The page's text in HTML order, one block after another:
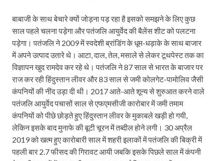
बाबाजी के साथ बेचारे क्यों जोड़ना पड़ रहा है इसको समझने के लिए कुछ
साल पहले चलना पड़ेगा और पतंजलि आयुर्वेद की बैलेंस शीट को पलटना
पड़ेगा। पतंजलि ने 2009 में स्वदेशी ब्रांडिंग के धूम-धड़ाके के साथ बाजार
में अपने उत्पाद उतारे थे। आटा, दाल, तेल, मसाले से लेकर टूथपेस्ट तक का
विज्ञापन खुद रामदेव कर रहे थे। पतंजलि ने 87 साल से भारत के बाजार पर
राज कर रही हिंदुस्तान लीवर और 83 साल से जमी कोलगेट-पामोलिव जैसी
कंपनियों की नींद उड़ा दी थी। 2017 आते-आते शून्य से शुरुआत करने वाले
पतंजलि आयुर्वेद पचासों साल से एफएमसीजी कारोबार में जमी तमाम
कंपनियों को पीछे छोड़ते हुए हिंदुस्तान लीवर के मुकाबले खड़ी हो गयी,
लेकिन इसके बाद मुनाफे की बूटी चूरन में तब्दील होने लगी। 30 अप्रैल
2019 को खत्म हुए कारोबारी साल में शहरी इलाकों में पतंजलि की बिक्री में
पहली बार 2.7 फीसद की गिरावट आयी जबकि इसके पिछले साल में कंपनी